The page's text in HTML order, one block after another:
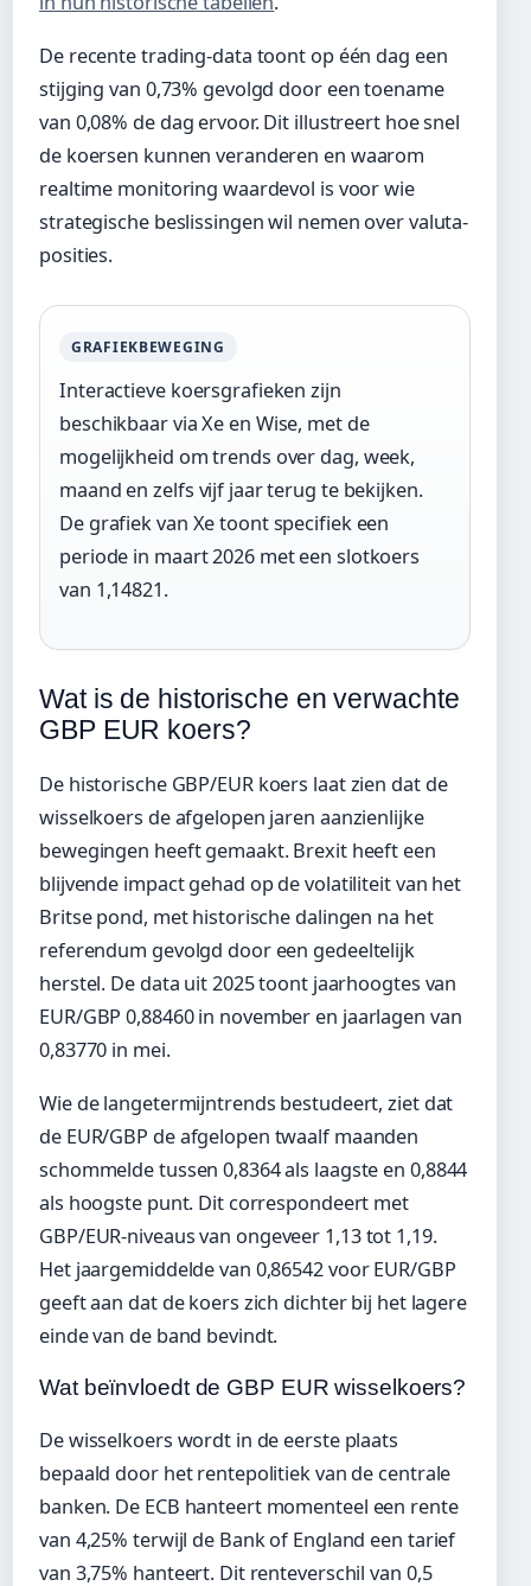
De recente trading-data toont op één dag een
stijging van 0,73% gevolgd door een toename
van 0,08% de dag ervoor. Dit illustreert hoe snel
de koersen kunnen veranderen en waarom
realtime monitoring waardevol is voor wie
strategische beslissingen wil nemen over valuta-
posities.
GRAFIEKBEWEGING
Interactieve koersgrafieken zijn
beschikbaar via Xe en Wise, met de
mogelijkheid om trends over dag, week,
maand en zelfs vijf jaar terug te bekijken.
De grafiek van Xe toont specifiek een
periode in maart 2026 met een slotkoers
van 1,14821.
Wat is de historische en verwachte
GBP EUR koers?
De historische GBP/EUR koers laat zien dat de
wisselkoers de afgelopen jaren aanzienlijke
bewegingen heeft gemaakt. Brexit heeft een
blijvende impact gehad op de volatiliteit van het
Britse pond, met historische dalingen na het
referendum gevolgd door een gedeeltelijk
herstel. De data uit 2025 toont jaarhoogtes van
EUR/GBP 0,88460 in november en jaarlagen van
0,83770 in mei.
Wie de langetermijntrends bestudeert, ziet dat
de EUR/GBP de afgelopen twaalf maanden
schommelde tussen 0,8364 als laagste en 0,8844
als hoogste punt. Dit correspondeert met
GBP/EUR-niveaus van ongeveer 1,13 tot 1,19.
Het jaargemiddelde van 0,86542 voor EUR/GBP
geeft aan dat de koers zich dichter bij het lagere
einde van de band bevindt.
Wat beïnvloedt de GBP EUR wisselkoers?
De wisselkoers wordt in de eerste plaats
bepaald door het rentepolitiek van de centrale
banken. De ECB hanteert momenteel een rente
van 4,25% terwijl de Bank of England een tarief
van 3,75% hanteert. Dit renteverschil van 0,5